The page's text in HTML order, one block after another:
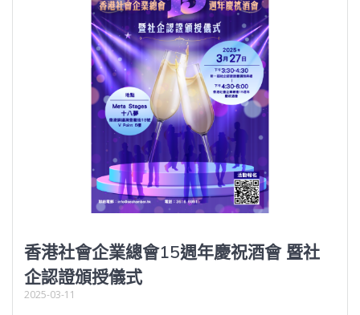
香港社會企業總會15週年慶祝酒會 暨社
企認證頒授儀式
2025-03-11